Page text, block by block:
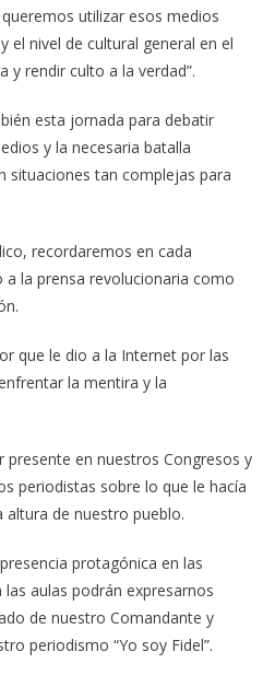
utilizar esos medios
el nivel de cultural general en el
y rendir culto a la verdad”.
esta jornada para debatir
y la necesaria batalla
situaciones tan complejas para
recordaremos en cada
la prensa revolucionaria como
que le dio a la Internet por las
la mentira y la
presente en nuestros Congresos y
periodistas sobre lo que le hacía
altura de nuestro pueblo.
protagónica en las
aulas podrán expresarnos
de nuestro Comandante y
periodismo “Yo soy Fidel”.